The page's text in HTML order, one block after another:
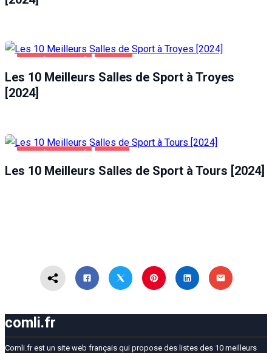
Les 10 Meilleurs Salles de Sport à Troyes
[2024]
Les 10 Meilleurs Salles de Sport à Tours [2024]
comli.fr
Comli.fr est un site web français qui propose des listes des 10 meilleurs